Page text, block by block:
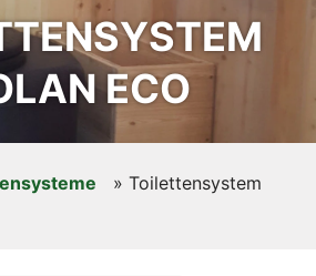
ECO
» Toilettensystem